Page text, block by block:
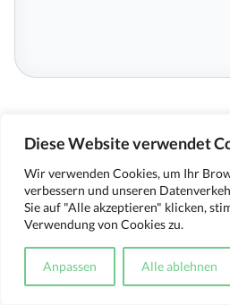
Diese Website verwendet
Wir verwenden Cookies, um Ihr
verbessern und unseren
Sie auf "Alle akzeptieren" klicken,
Verwendung von Cookies zu.
Anpassen Alle ablehnen
Kontakt Impressum